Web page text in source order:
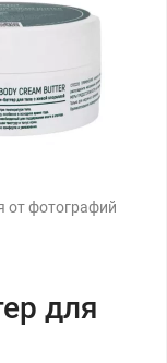
от фотографий
для